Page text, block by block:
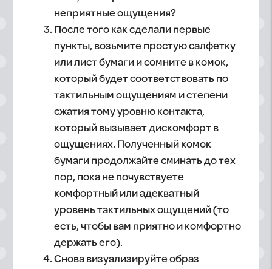
неприятные ощущения?
После того как сделали первые
пункты, возьмите простую салфетку
или лист бумаги и сомните в комок,
который будет соответствовать по
тактильным ощущениям и степени
сжатия тому уровню контакта,
который вызывает дискомфорт в
ощущениях. Полученный комок
бумаги продолжайте сминать до тех
пор, пока не почувствуете
комфортный или адекватный
уровень тактильных ощущений (то
есть, чтобы вам приятно и комфортно
держать его).
Снова визуализируйте образ